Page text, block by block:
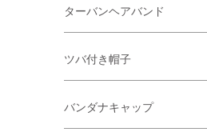
ターバンヘアバンド
ツバ付き帽子
バンダナキャップ